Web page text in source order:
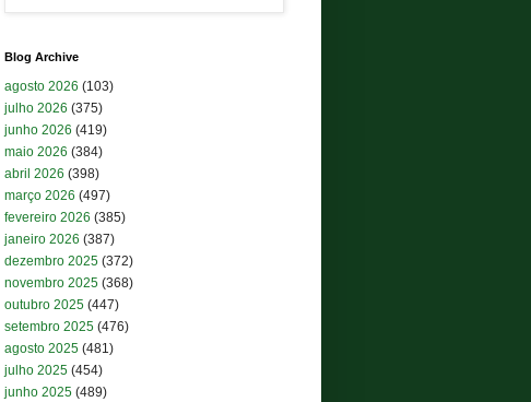
Blog Archive
agosto 2026 (103)
julho 2026 (375)
junho 2026 (419)
maio 2026 (384)
abril 2026 (398)
março 2026 (497)
fevereiro 2026 (385)
janeiro 2026 (387)
dezembro 2025 (372)
novembro 2025 (368)
outubro 2025 (447)
setembro 2025 (476)
agosto 2025 (481)
julho 2025 (454)
junho 2025 (489)